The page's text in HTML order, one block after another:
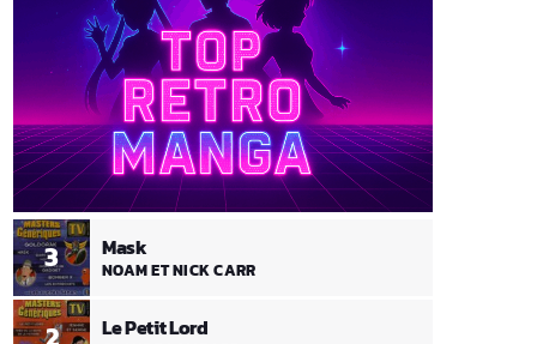
Le Petit Lord
3 Mask
NOAM ET NICK CARR